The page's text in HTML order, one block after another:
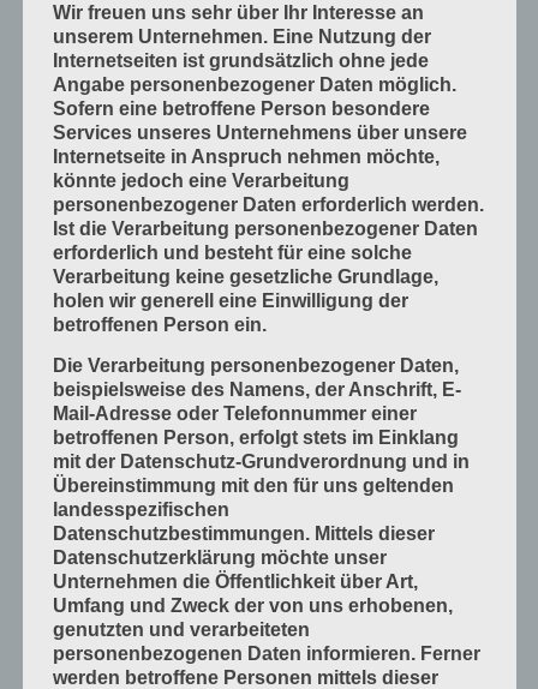
Digitale Drucksysteme
Druckformen
Druckprodukte herstellen
Druckprodukte veredeln
Druckprojekte umsetzen
Druckverfahren und Druckdaten
Mess- und Prüfverfahren
Offsetdruckmaschinen
Prozess-Standards in Druckverfahren
Werkstoffe und Druckmaterialien
Druckverarbeitung
Arbeitsabläufe im Betrieb
Bogen falzen
Bogen schneiden
Einbandmaterialien
Papier, Karton, Pappe, Kunststoffe
Produkte fügen
Produkte handwerklich herstellen
Wir freuen uns sehr über Ihr Interesse an
unserem Unternehmen. Eine Nutzung der
Internetseiten ist grundsätzlich ohne jede
Angabe personenbezogener Daten möglich.
Sofern eine betroffene Person besondere
Services unseres Unternehmens über unsere
Internetseite in Anspruch nehmen möchte,
könnte jedoch eine Verarbeitung
personenbezogener Daten erforderlich werden.
Ist die Verarbeitung personenbezogener Daten
erforderlich und besteht für eine solche
Verarbeitung keine gesetzliche Grundlage,
holen wir generell eine Einwilligung der
betroffenen Person ein.
Die Verarbeitung personenbezogener Daten,
beispielsweise des Namens, der Anschrift, E-
Mail-Adresse oder Telefonnummer einer
betroffenen Person, erfolgt stets im Einklang
mit der Datenschutz-Grundverordnung und in
Übereinstimmung mit den für uns geltenden
landesspezifischen
Datenschutzbestimmungen. Mittels dieser
Datenschutzerklärung möchte unser
Unternehmen die Öffentlichkeit über Art,
Umfang und Zweck der von uns erhobenen,
genutzten und verarbeiteten
personenbezogenen Daten informieren. Ferner
werden betroffene Personen mittels dieser